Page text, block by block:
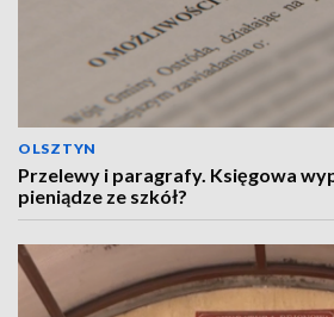
OLSZTYN
Przelewy i paragrafy. Księgowa
pieniądze ze szkół?